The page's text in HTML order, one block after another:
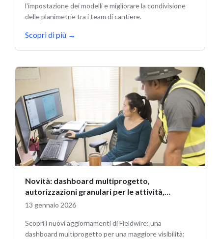
l'impostazione dei modelli e migliorare la condivisione
delle planimetrie tra i team di cantiere.
Scopri di più →
Novità: dashboard multiprogetto,
autorizzazioni granulari per le attività,
aggiornamenti budget
13 gennaio 2026
Scopri i nuovi aggiornamenti di Fieldwire: una
dashboard multiprogetto per una maggiore visibilità;